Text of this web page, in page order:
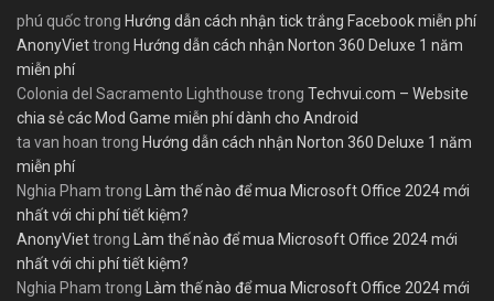
phú quốctrong Hướng dẫn cách nhận tick trắng Facebook miễn phí
AnonyViettrong Hướng dẫn cách nhận Norton 360 Deluxe 1 năm
miễn phí
Colonia del Sacramento Lighthouse trong Techvui.com – Website
chia sẻ các Mod Game miễn phí dành cho Android
ta van hoan trong Hướng dẫn cách nhận Norton 360 Deluxe 1 năm
miễn phí
Nghia Pham trong
Làm thế nào để mua Microsoft Office 2024 mới
nhất với chi phí tiết kiệm?
AnonyViettrong
Làm thế nào để mua Microsoft Office 2024 mới
nhất với chi phí tiết kiệm?
Nghia Pham trong
Làm thế nào để mua Microsoft Office 2024 mới